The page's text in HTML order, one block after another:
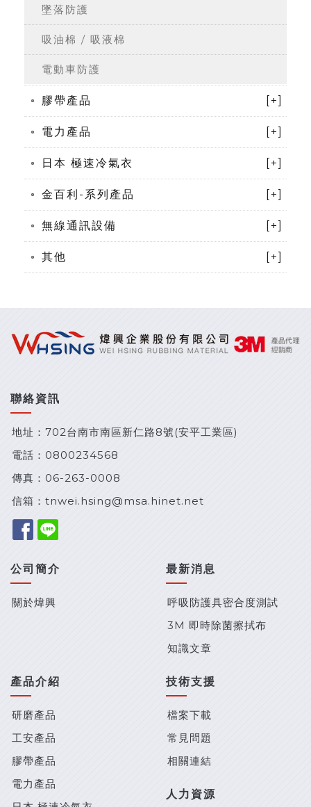
墜落防護
吸油棉 / 吸液棉
電動車防護
膠帶產品 [+]
電力產品 [+]
日本 極速冷氣衣 [+]
金百利-系列產品 [+]
無線通訊設備 [+]
其他 [+]
聯絡資訊
地址：702台南市南區新仁路8號(安平工業區)
電話： 0800234568
傳真：06-263-0008
信箱： tnwei.hsing@msa.hinet.net
公司簡介
關於煒興
最新消息
呼吸防護具密合度測試
3M 即時除菌擦拭布
知識文章
產品介紹
研磨產品
工安產品
膠帶產品
電力產品
技術支援
檔案下載
常見問題
相關連結
人力資源